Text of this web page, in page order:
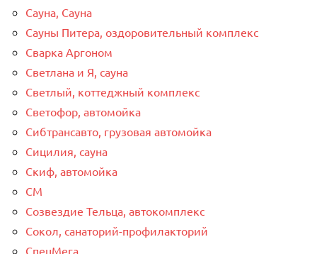
Сауна, Сауна
Сауны Питера, оздоровительный комплекс
Сварка Аргоном
Светлана и Я, сауна
Светлый, коттеджный комплекс
Светофор, автомойка
Сибтрансавто, грузовая автомойка
Сицилия, сауна
Скиф, автомойка
СМ
Созвездие Тельца, автокомплекс
Сокол, санаторий-профилакторий
СпецМега